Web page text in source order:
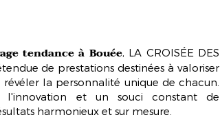
tendance à Bouée, LA CROISÉE DES
de prestations destinées à valoriser
la personnalité unique de chacun.
l'innovation et un souci constant de
harmonieux et sur mesure